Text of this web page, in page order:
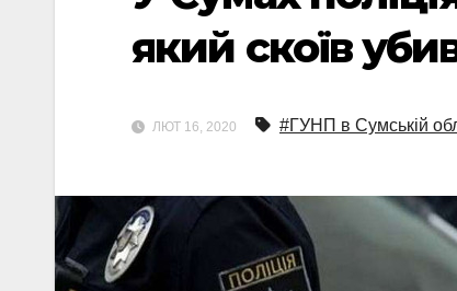
який скоїв
ЛЮТ 16, 2020 #ГУНП в Сумській